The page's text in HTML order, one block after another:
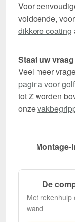
Voor
voldoende,
dikkere coating
Staat uw
Veel meer
pagina voor
tot Z worden
onze
De
Met rekenhulp
wand